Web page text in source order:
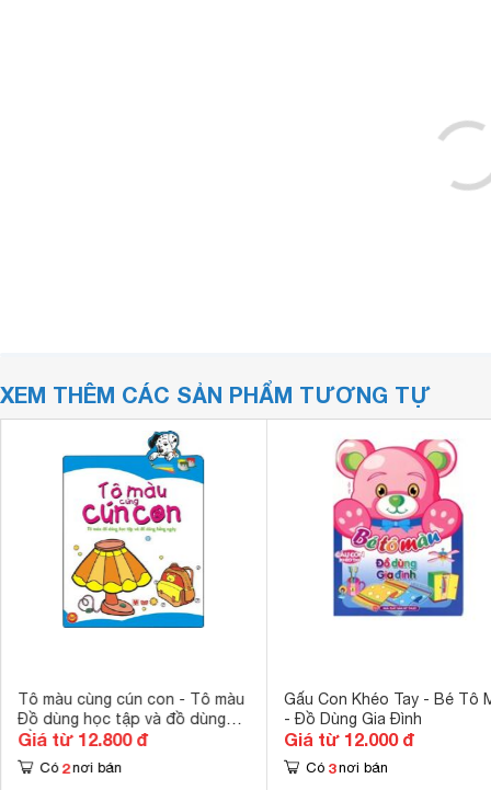
XEM THÊM CÁC SẢN PHẨM TƯƠNG TỰ
Tô màu cùng cún con - Tô màu
Đồ dùng học tập và đồ dùng
hằng ngày
Giá từ 12.800 đ
Có 2 nơi bán
Gấu Con Khéo Tay - Bé Tô
- Đồ Dùng Gia Đình
Giá từ 12.000 đ
Có 3 nơi bán